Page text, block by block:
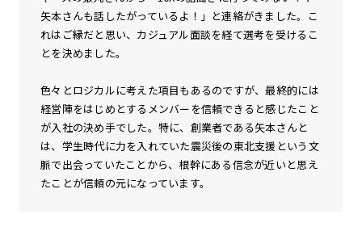
矢本さんも話したがっているよ！」と連絡がきました。こ
れはご縁だと思い、カジュアル面談を経て選考を受けるこ
とを決めました。
色々とロジカルに考えた項目もあるのですが、最終的には
経営陣をはじめとするメンバーを信頼できると感じたこと
が入社の決め手でした。特に、創業者である矢本さんと
は、学生時代に力を入れていた震災後の東北支援という文
脈で出会っていたことから、根幹にある信念が近いと思え
たことが信頼の元になっています。